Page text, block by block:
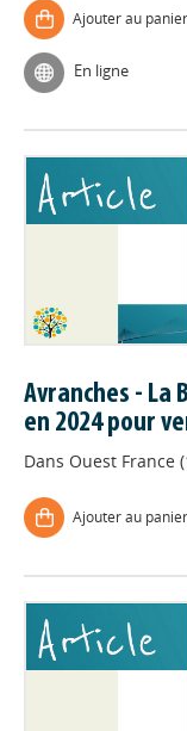
Ajouter au panier
En ligne
Avranches - La
en 2024 pour
Dans Ouest France
Ajouter au panier